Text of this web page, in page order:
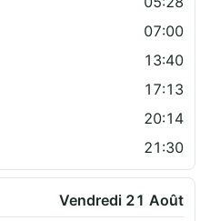
07:00
13:40
17:13
20:14
21:30
Vendredi 21 Août